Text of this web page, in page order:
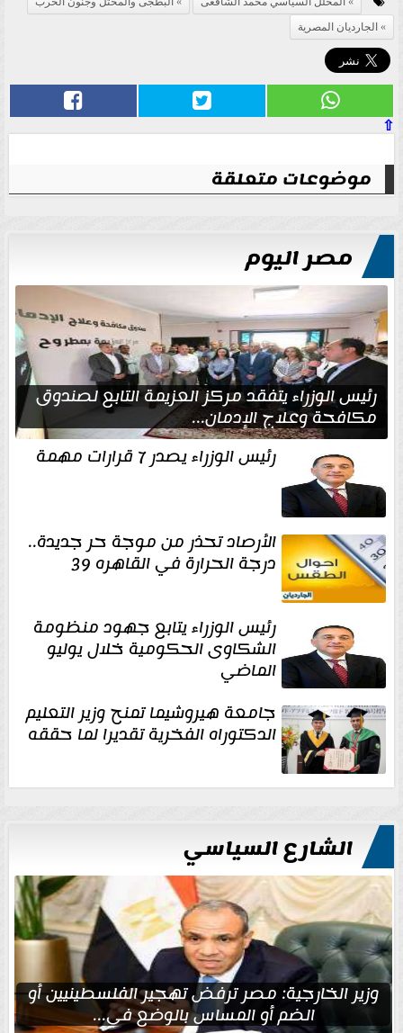
الجارديان المصرية
⇧
موضوعات متعلقة
مصر اليوم
رئيس الوزراء يتفقد مركز العزيمة التابع لصندوق
مكافحة وعلاج الإدمان...
رئيس الوزراء يصدر 7 قرارات مهمة
الأرصاد تحذر من موجة حر جديدة..
درجة الحرارة في القاهره 39
رئيس الوزراء يتابع جهود منظومة
الشكاوى الحكومية خلال يوليو
الماضي
جامعة هيروشيما تمنح وزير التعليم
الدكتوراه الفخرية تقديرا لما حققه
الشارع السياسي
وزير الخارجية: مصر ترفض تهجير الفلسطينيين أو
الضم أو المساس بالوضع في...